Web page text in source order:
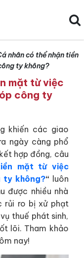
nhân có thể nhận tiền
ty không?
mặt từ việc
công ty
khiến các giao
ngày càng phổ
hợp đồng, câu
mặt từ việc
ty không?“ luôn
được nhiều nhà
rủi ro bị xử phạt
thuế phát sinh,
lõi. Tham khảo
nay!